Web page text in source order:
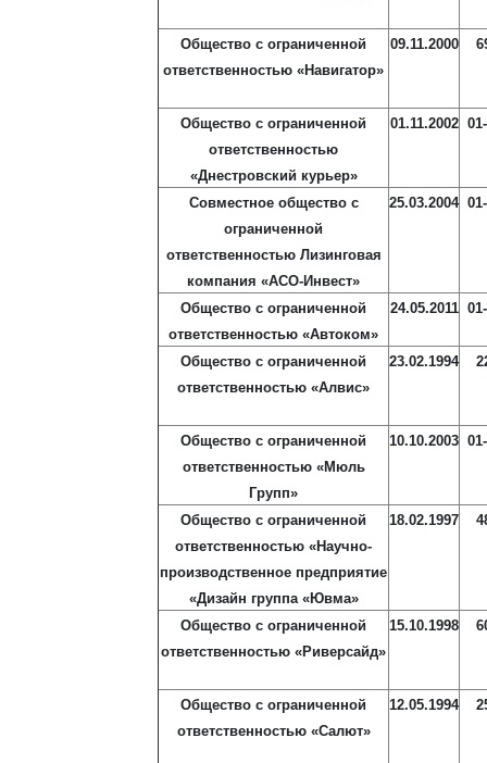
Общество с ограниченной
ответственностью «Навигатор»
09.11.2000
Общество с ограниченной
ответственностью
«Днестровский курьер»
01.11.2002
Совместное общество с
ограниченной
ответственностью Лизинговая
компания «АСО-Инвест»
25.03.2004
Общество с ограниченной
ответственностью «Автоком»
24.05.2011
Общество с ограниченной
ответственностью «Алвис»
23.02.1994
Общество с ограниченной
ответственностью «Мюль
Групп»
10.10.2003
Общество с ограниченной
ответственностью «Научно-
производственное предприятие
«Дизайн группа «Ювма»
18.02.1997
Общество с ограниченной
ответственностью «Риверсайд»
15.10.1998
Общество с ограниченной
ответственностью «Салют»
12.05.1994